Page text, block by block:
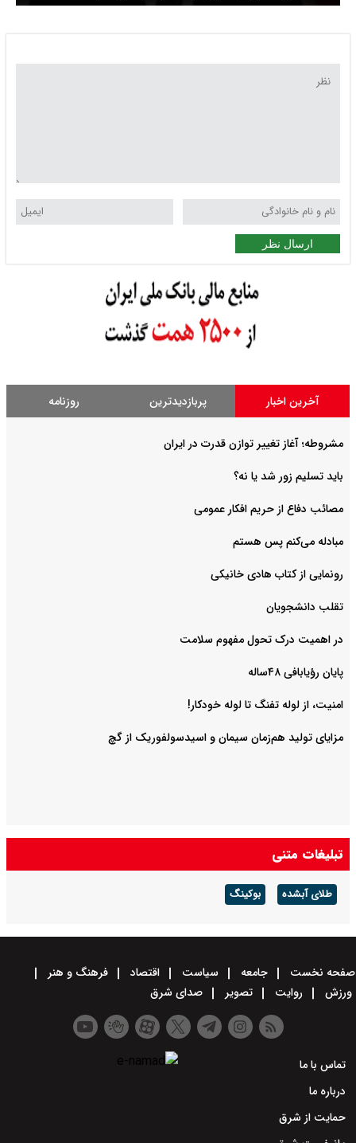
ارسال نظر
آخرین اخبار پربازدیدترین روزنامه
مشروطه؛ آغاز تغییر توازن قدرت در ایران
باید تسلیم زور شد یا نه؟
مصائب دفاع از حریم افکار عمومی
مبادله می‌کنم پس هستم
رونمایی از کتاب هادی خانیکی
‌تقلب دانشجویان
در اهمیت درک تحول مفهوم سلامت
پایان رؤیابافی ۴۸ساله
امنیت، از لوله تفنگ تا ‌لوله خودکار!
مزایای تولید هم‌زمان سیمان و اسیدسولفوریک از گچ
تبلیغات متنی
طلای آبشده بوکینگ
صفحه نخست جامعه سیاست اقتصاد
فرهنگ و هنر
ورزش
روایت تصویر صدای شرق
تماس با ما
درباره ما
حمایت از شرق